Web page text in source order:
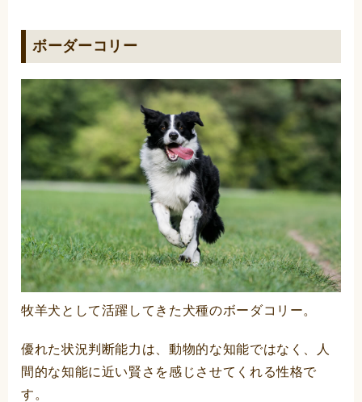
ボーダーコリー
牧羊犬として活躍してきた犬種のボーダコリー。
優れた状況判断能力は、動物的な知能ではなく、人
間的な知能に近い賢さを感じさせてくれる性格で
す。